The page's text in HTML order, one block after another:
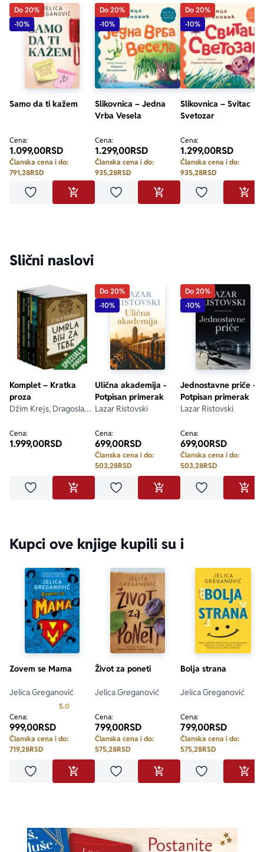
Do 20%
-10%
Samo da ti kažem
Cena:
1.099,00RSD
Članska cena i do:
791,28RSD
Dodaj u omiljeneDODAJ U KORPU
Do 20%
-10%
Slikovnica – Jedna
Vrba Vesela
Cena:
1.299,00RSD
Članska cena i do:
935,28RSD
Dodaj u omiljeneDODAJ U KORPU
Do 20%
-10%
Slikovnica – Svitac
Svetozar
Cena:
1.299,00RSD
Članska cena i do:
935,28RSD
Dodaj u
Slični naslovi
Komplet – Kratka
proza
Džim Krejs, Dragoslav
Ficdžerald, Goran
Skrobonja, Grupa
Cena:
1.999,00RSD
Dodaj u omiljeneDODAJ U KORPU
Do 20%
-10%
Ulična akademija -
Potpisan primerak
Lazar Ristovski
Cena:
699,00RSD
Članska cena i do:
503,28RSD
Dodaj u omiljeneDODAJ U KORPU
Do 20%
-10%
Jednostavne priče -
Potpisan primerak
Lazar Ristovski
Cena:
699,00RSD
Članska cena i do:
503,28RSD
Dodaj u
Kupci ove knjige kupili su i
Zovem se Mama
Jelica Greganović
5.0
Cena:
999,00RSD
Članska cena i do:
719,28RSD
Dodaj u omiljeneDODAJ U KORPU
Život za poneti
Jelica Greganović
Cena:
799,00RSD
Članska cena i do:
575,28RSD
Dodaj u omiljeneDODAJ U KORPU
Bolja strana
Jelica Greganović
Cena:
799,00RSD
Članska cena i do:
575,28RSD
Dodaj u